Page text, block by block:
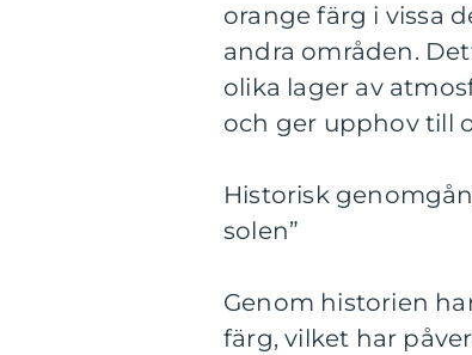
orange färg i vissa
andra områden.
olika lager av
och ger upphov till
Historisk
solen”
Genom historien
färg, vilket har